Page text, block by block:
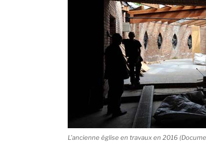
L’ancienne église en travaux en 2016